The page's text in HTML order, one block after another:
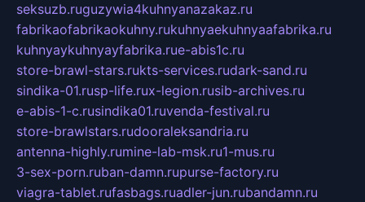
seksuzb.ruguzywia4kuhnyanazakaz.ru
fabrikaofabrikaokuhny.rukuhnyaekuhnyaafabrika.ru
kuhnyaykuhnyayfabrika.rue-abis1c.ru
store-brawl-stars.rukts-services.rudark-sand.ru
sindika-01.rusp-life.rux-legion.rusib-archives.ru
e-abis-1-c.rusindika01.ruvenda-festival.ru
store-brawlstars.rudooraleksandria.ru
antenna-highly.rumine-lab-msk.ru1-mus.ru
3-sex-porn.ruban-damn.rupurse-factory.ru
viagra-tablet.rufasbags.ruadler-jun.rubandamn.ru